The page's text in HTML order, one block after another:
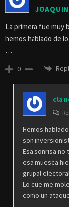
JOAQUIN
La primera fue muy
hemos hablado de
…
0
Hemos
son
Esa sonrisa
esa muesca
grupal
Lo que me
como un